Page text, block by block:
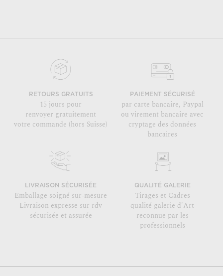
RETOURS GRATUITS
15 jours pour
renvoyer gratuitement
votre commande (hors Suisse)
PAIEMENT SÉCURISÉ
par carte bancaire, Paypal
ou virement bancaire avec
cryptage des données
bancaires
LIVRAISON SÉCURISÉE
Emballage soigné sur-mesure
Livraison expresse sur rdv
sécurisée et assurée
QUALITÉ GALERIE
Tirages et Cadres
qualité galerie d'Art
reconnue par les
professionnels